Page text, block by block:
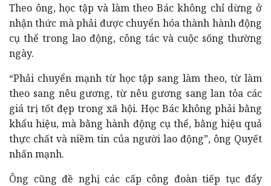
Theo ông, học tập và làm theo Bác không chỉ dừng ở
nhận thức mà phải được chuyển hóa thành hành động
cụ thể trong lao động, công tác và cuộc sống thường
ngày.
“Phải chuyển mạnh từ học tập sang làm theo, từ làm
theo sang nêu gương, từ nêu gương sang lan tỏa các
giá trị tốt đẹp trong xã hội. Học Bác không phải bằng
khẩu hiệu, mà bằng hành động cụ thể, bằng hiệu quả
thực chất và niềm tin của người lao động”, ông Quyết
nhấn mạnh.
Ông cũng đề nghị các cấp công đoàn tiếp tục đẩy